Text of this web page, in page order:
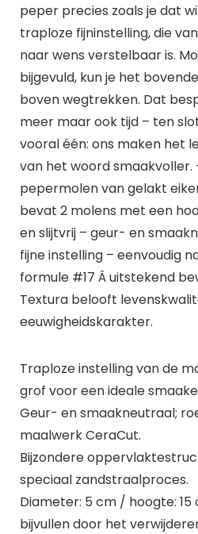
peper precies zoals je dat
traploze fijninstelling, die
naar wens verstelbaar is.
bijgevuld, kun je het
boven wegtrekken. Dat
meer maar ook tijd – ten
vooral één: ons maken het
van het woord smaakvoller.
pepermolen van gelakt
bevat 2 molens met een
en slijtvrij – geur- en
fijne instelling – eenvoudig
formule #17 Â uitstekend
Textura belooft
eeuwigheidskarakter.
Traploze instelling van de
grof voor een ideale
Geur- en smaakneutraal;
maalwerk CeraCut.
Bijzondere
speciaal zandstraalproces.
Diameter: 5 cm / hoogte: 15
bijvullen door het